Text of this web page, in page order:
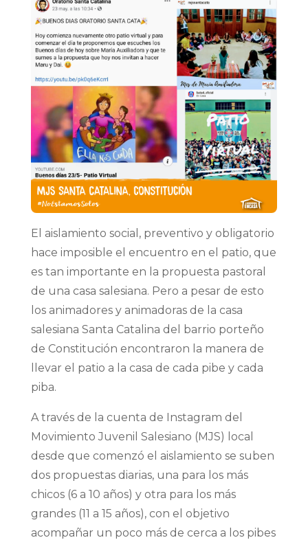
El aislamiento social, preventivo y obligatorio
hace imposible el encuentro en el patio, que
es tan importante en la propuesta pastoral
de una casa salesiana. Pero a pesar de esto
los animadores y animadoras de la casa
salesiana Santa Catalina del barrio porteño
de Constitución encontraron la manera de
llevar el patio a la casa de cada pibe y cada
piba.
A través de la cuenta de Instagram del
Movimiento Juvenil Salesiano (MJS) local
desde que comenzó el aislamiento se suben
dos propuestas diarias, una para los más
chicos (6 a 10 años) y otra para los más
grandes (11 a 15 años), con el objetivo
acompañar un poco más de cerca a los pibes